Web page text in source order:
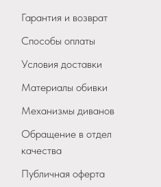
Гарантия и возврат
Способы оплаты
Условия доставки
Материалы обивки
Механизмы диванов
Обращение в отдел
качества
Публичная оферта